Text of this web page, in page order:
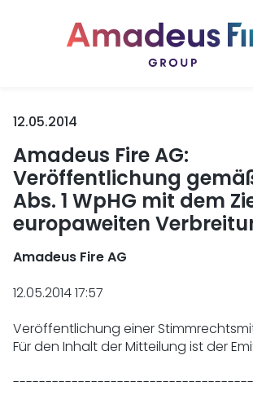
12.05.2014
Amadeus Fire AG:
Veröffentlichung
Abs. 1 WpHG mit dem
europaweiten
Amadeus Fire AG
12.05.2014 17:57
Veröffentlichung einer
Für den Inhalt der Mitteilung ist der